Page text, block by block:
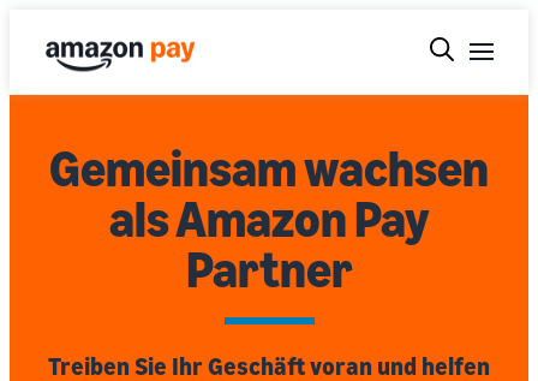
Gemeinsam wachsen
als Amazon Pay
Partner
Treiben Sie Ihr Geschäft voran und helfen